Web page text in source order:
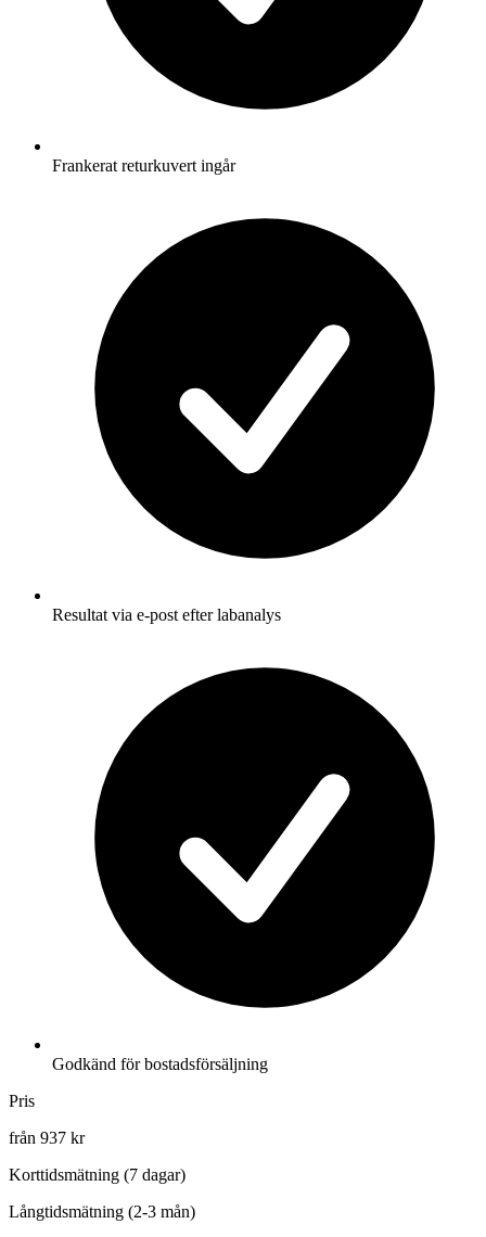
Frankerat returkuvert ingår
Resultat via e-post efter labanalys
Godkänd för bostadsförsäljning
Pris
från 937 kr
Korttidsmätning (7 dagar)
Långtidsmätning (2-3 mån)